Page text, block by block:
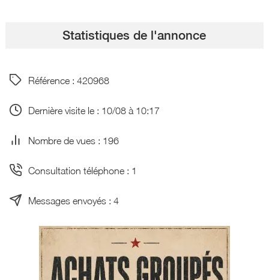
Statistiques de l'annonce
Référence : 420968
Dernière visite le : 10/08 à 10:17
Nombre de vues : 196
Consultation téléphone : 1
Messages envoyés : 4